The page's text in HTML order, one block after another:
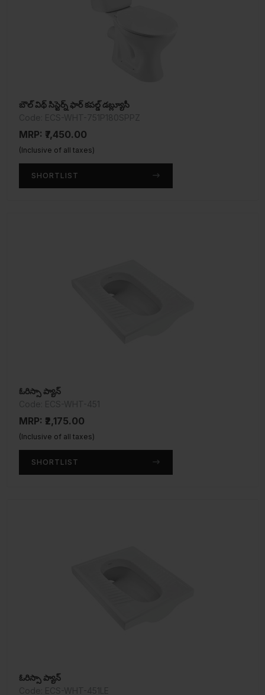
బౌల్ విథ్ సిస్టెర్న్ ఫార్ కపల్డ్ డబ్ల్యూసీ
MRP: ₹7,450.00
(Inclusive of all taxes)
SHORTLIST
ఓరిస్సా ప్యాన్
MRP: ₹2,175.00
(Inclusive of all taxes)
SHORTLIST
ఓరిస్సా ప్యాన్